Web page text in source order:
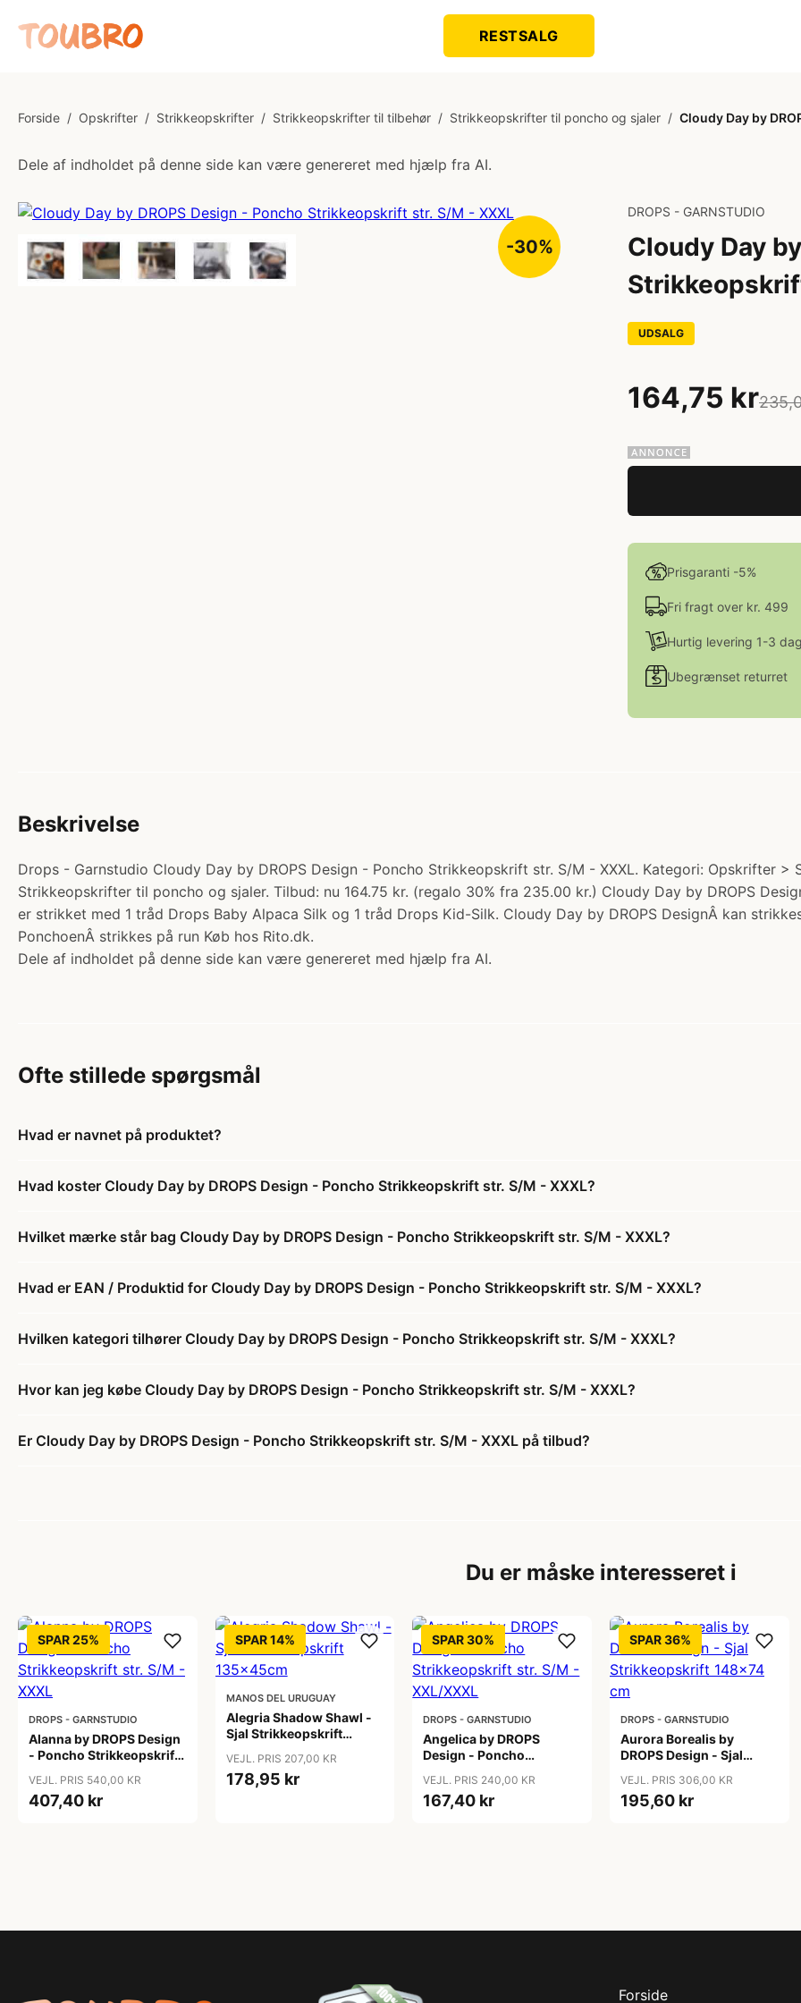
RESTSALG
Forside / Opskrifter / Strikkeopskrifter / Strikkeopskrifter til tilbehør / Strikkeopskrifter til poncho og sjaler / Cloudy Day by
Dele af indholdet på denne side kan være genereret med hjælp fra AI.
-30%
DROPS - GARNSTUDIO
Cloudy Day
UDSALG
164,75 kr
Prisgaranti -5%
Fri fragt over kr. 499
Hurtig levering 1-3
Ubegrænset returret
Beskrivelse
Drops - Garnstudio Cloudy Day by DROPS Design - Poncho Strikkeopskrift str. S/M - XXXL. Kategori: Opskrifter
Strikkeopskrifter til poncho og sjaler. Tilbud: nu 164.75 kr. (regalo 30% fra 235.00 kr.) Cloudy Day by DROPS
er strikket med 1 tråd Drops Baby Alpaca Silk og 1 tråd Drops Kid-Silk. Cloudy Day by DROPS DesignÂ kan
PonchoenÂ strikkes på run Køb hos Rito.dk.
Dele af indholdet på denne side kan være genereret med hjælp fra AI.
Ofte stillede spørgsmål
Hvad er navnet på produktet?
Hvad koster Cloudy Day by DROPS Design - Poncho Strikkeopskrift str. S/M - XXXL?
Hvilket mærke står bag Cloudy Day by DROPS Design - Poncho Strikkeopskrift str. S/M - XXXL?
Hvad er EAN / Produktid for Cloudy Day by DROPS Design - Poncho Strikkeopskrift str. S/M - XXXL?
Hvilken kategori tilhører Cloudy Day by DROPS Design - Poncho Strikkeopskrift str. S/M - XXXL?
Hvor kan jeg købe Cloudy Day by DROPS Design - Poncho Strikkeopskrift str. S/M - XXXL?
Er Cloudy Day by DROPS Design - Poncho Strikkeopskrift str. S/M - XXXL på tilbud?
Du er måske interesseret i
SPAR 25%
DROPS - GARNSTUDIO
Alanna by DROPS Design
- Poncho Strikkeopskrift
VEJL. PRIS 540,00 KR
407,40 kr
SPAR 14%
MANOS DEL URUGUAY
Alegria Shadow Shawl -
Sjal Strikkeopskrift
VEJL. PRIS 207,00 KR
178,95 kr
SPAR 30%
DROPS - GARNSTUDIO
Angelica by DROPS
Design - Poncho
XXL/XXXL
VEJL. PRIS 240,00 KR
167,40 kr
SPAR 36%
DROPS - GARNSTUDIO
Aurora Borealis by
DROPS Design - Sjal
cm
VEJL. PRIS 306,00 KR
195,60 kr
Forside